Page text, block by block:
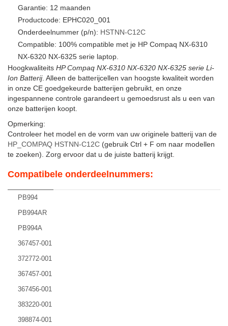
Garantie: 12 maanden
Productcode: EPHC020_001
Onderdeelnummer (p/n): HSTNN-C12C
Compatible: 100% compatible met je HP Compaq NX-6310
NX-6320 NX-6325 serie laptop.
Hoogkwaliteits HP Compaq NX-6310 NX-6320 NX-6325 serie Li-
Ion Batterij. Alleen de batterijcellen van hoogste kwaliteit worden
in onze CE goedgekeurde batterijen gebruikt, en onze
ingespannene controle garandeert u gemoedsrust als u een van
onze batterijen koopt.
Opmerking:
Controleer het model en de vorm van uw originele batterij van de
HP_COMPAQ HSTNN-C12C (gebruik Ctrl + F om naar modellen
te zoeken). Zorg ervoor dat u de juiste batterij krijgt.
Compatibele onderdeelnummers:
PB994
PB994AR
PB994A
367457-001
372772-001
367457-001
367456-001
383220-001
398874-001